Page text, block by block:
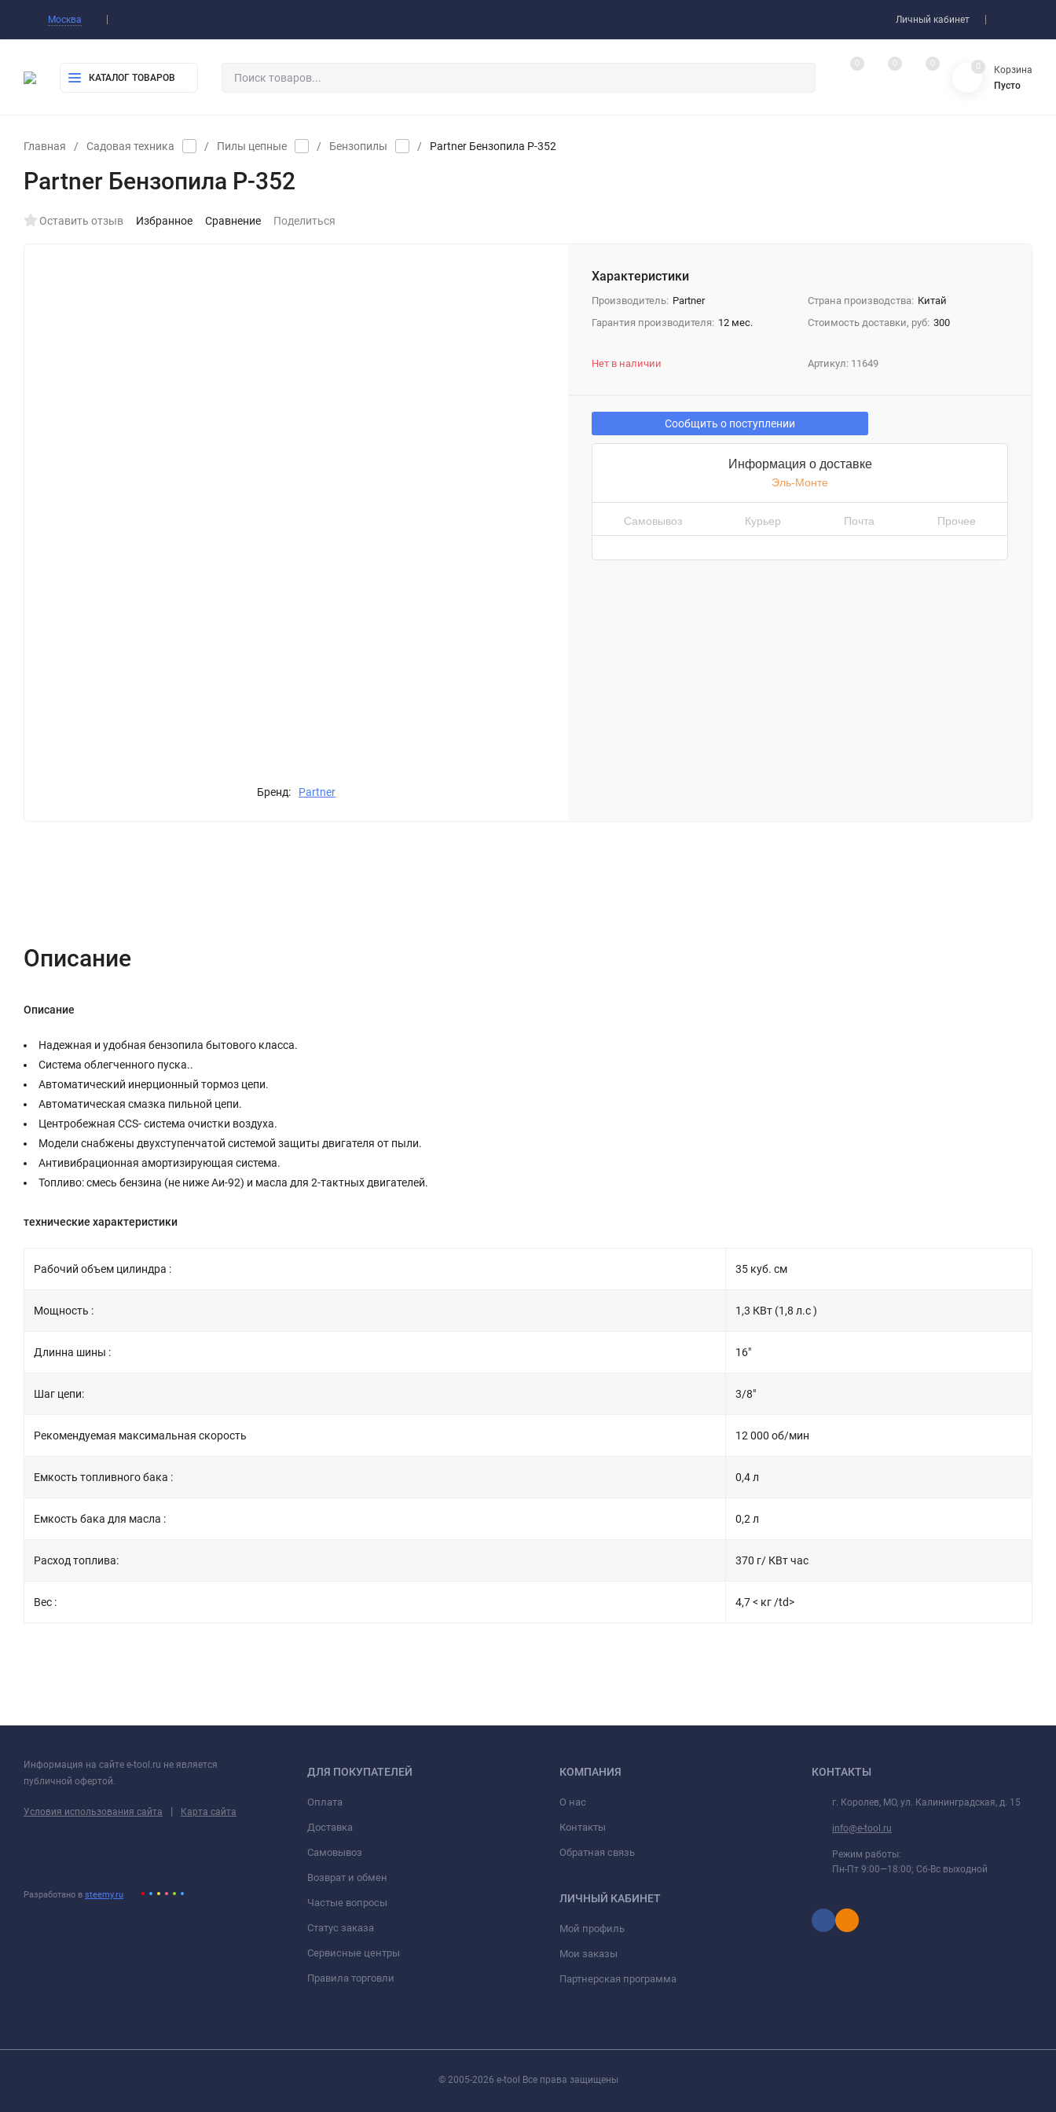
Москва Личный кабинет
КАТАЛОГ ТОВАРОВ
0 0 0 0
Корзина
Пусто
Главная / Садовая техника / Пилы цепные / Бензопилы / Partner Бензопила P-352
Partner Бензопила P-352
Оставить отзыв Избранное Сравнение Поделиться
Бренд: Partner
Характеристики
Производитель: Partner Страна производства: Китай
Гарантия производителя: 12 мес. Стоимость доставки, руб: 300
Артикул: 11649
Нет в наличии
Сообщить о поступлении
Информация о доставке
Эль-Монте
Самовывоз Курьер Почта Прочее
Описание
Описание
Надежная и удобная бензопила бытового класса.
Система облегченного пуска..
Автоматический инерционный тормоз цепи.
Автоматическая смазка пильной цепи.
Центробежная CCS- система очистки воздуха.
Модели снабжены двухступенчатой системой защиты двигателя от пыли.
Антивибрационная амортизирующая система.
Топливо: смесь бензина (не ниже Аи-92) и масла для 2-тактных двигателей.
технические характеристики
Рабочий объем цилиндра : 35 куб. см
Мощность : 1,3 КВт (1,8 л.с )
Длинна шины : 16"
Шаг цепи: 3/8"
Рекомендуемая максимальная скорость 12 000 об/мин
Емкость топливного бака : 0,4 л
Емкость бака для масла : 0,2 л
Расход топлива: 370 г/ КВт час
Вес : 4,7 < кг /td>
Информация на сайте e-tool.ru не является
публичной офертой.
Условия использования сайта | Карта сайта
Разработано в steemy.ru
ДЛЯ ПОКУПАТЕЛЕЙ
Оплата
Доставка
Самовывоз
Возврат и обмен
Частые вопросы
Статус заказа
Сервисные центры
Правила торговли
КОМПАНИЯ
О нас
Контакты
Обратная связь
ЛИЧНЫЙ КАБИНЕТ
Мой профиль
Мои заказы
Партнерская программа
КОНТАКТЫ
г. Королев, МО, ул. Калининградская, д. 15
info@e-tool.ru
Режим работы:
Пн-Пт 9:00—18:00; Сб-Вс выходной
© 2005-2026 e-tool Все права защищены